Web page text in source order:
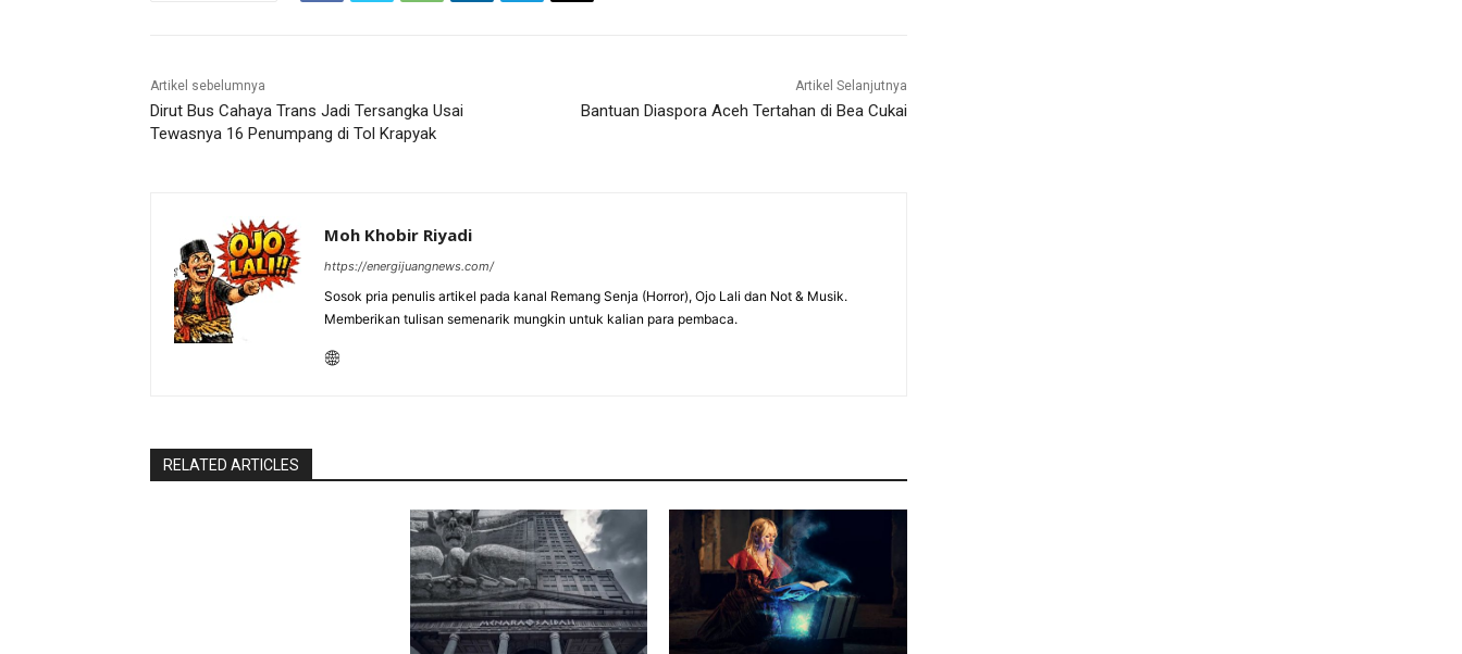
Artikel sebelumnya
Dirut Bus Cahaya Trans Jadi Tersangka Usai
Tewasnya 16 Penumpang di Tol Krapyak
Artikel Selanjutnya
Bantuan Diaspora Aceh Tertahan di Bea Cukai
Moh Khobir Riyadi
https://energijuangnews.com/
Sosok pria penulis artikel pada kanal Remang Senja (Horror), Ojo Lali dan Not & Musik.
Memberikan tulisan semenarik mungkin untuk kalian para pembaca.
RELATED ARTICLES